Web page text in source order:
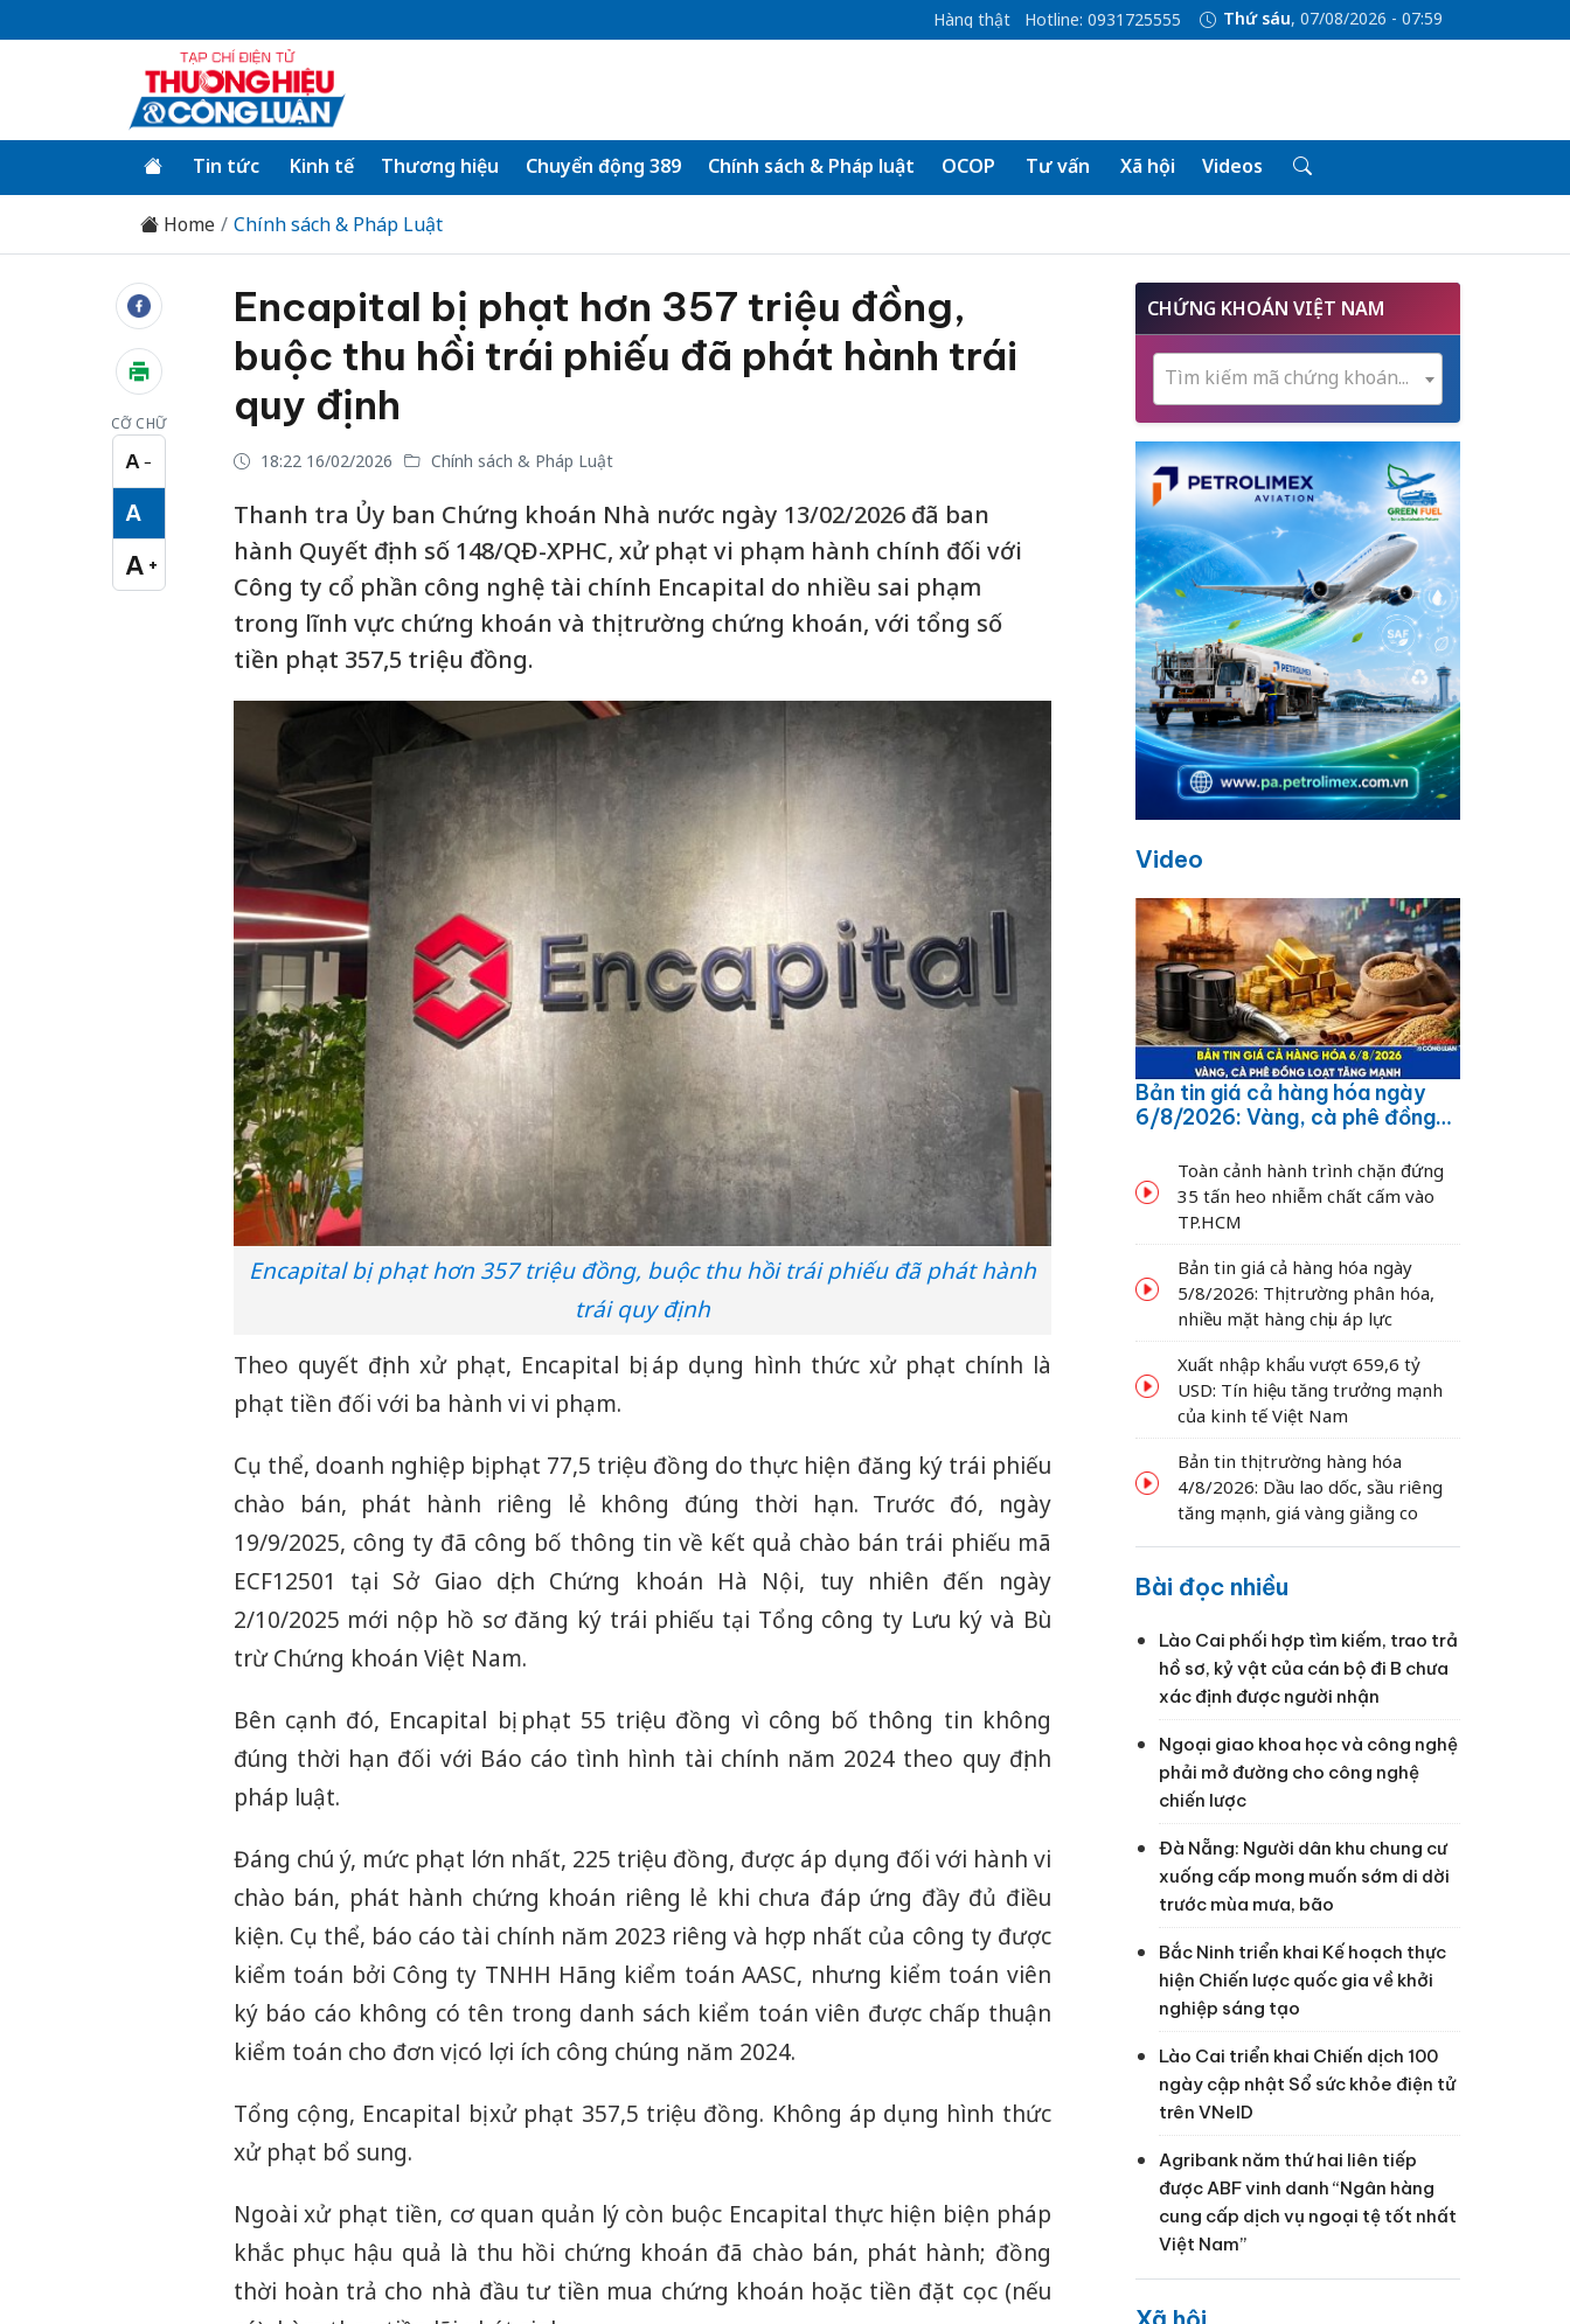
Hàng thật Hotline: 0931725555 Thứ sáu, 07/08/2026 - 07:59
Tin tức Kinh tế Thương hiệu Chuyển động 389 Chính sách & Pháp luật OCOP Tư vấn Xã hội Videos
Home Chính sách & Pháp Luật
CỠ CHỮ
A −
Cỡ chữ nhỏ
A
Cỡ chữ vừa
A +
Cỡ chữ lớn
Encapital bị phạt hơn 357 triệu đồng,
buộc thu hồi trái phiếu đã phát hành trái
quy định
18:22 16/02/2026 Chính sách & Pháp Luật
Thanh tra Ủy ban Chứng khoán Nhà nước ngày 13/02/2026 đã ban
hành Quyết định số 148/QĐ-XPHC, xử phạt vi phạm hành chính đối với
Công ty cổ phần công nghệ tài chính Encapital do nhiều sai phạm
trong lĩnh vực chứng khoán và thị trường chứng khoán, với tổng số
tiền phạt 357,5 triệu đồng.
Encapital bị phạt hơn 357 triệu đồng, buộc thu hồi trái phiếu đã phát hành
trái quy định
Theo quyết định xử phạt, Encapital bị áp dụng hình thức xử phạt chính là
phạt tiền đối với ba hành vi vi phạm.
Cụ thể, doanh nghiệp bị phạt 77,5 triệu đồng do thực hiện đăng ký trái phiếu
chào bán, phát hành riêng lẻ không đúng thời hạn. Trước đó, ngày
19/9/2025, công ty đã công bố thông tin về kết quả chào bán trái phiếu mã
ECF12501 tại Sở Giao dịch Chứng khoán Hà Nội, tuy nhiên đến ngày
2/10/2025 mới nộp hồ sơ đăng ký trái phiếu tại Tổng công ty Lưu ký và Bù
trừ Chứng khoán Việt Nam.
Bên cạnh đó, Encapital bị phạt 55 triệu đồng vì công bố thông tin không
đúng thời hạn đối với Báo cáo tình hình tài chính năm 2024 theo quy định
pháp luật.
Đáng chú ý, mức phạt lớn nhất, 225 triệu đồng, được áp dụng đối với hành vi
chào bán, phát hành chứng khoán riêng lẻ khi chưa đáp ứng đầy đủ điều
kiện. Cụ thể, báo cáo tài chính năm 2023 riêng và hợp nhất của công ty được
kiểm toán bởi Công ty TNHH Hãng kiểm toán AASC, nhưng kiểm toán viên
ký báo cáo không có tên trong danh sách kiểm toán viên được chấp thuận
kiểm toán cho đơn vị có lợi ích công chúng năm 2024.
Tổng cộng, Encapital bị xử phạt 357,5 triệu đồng. Không áp dụng hình thức
xử phạt bổ sung.
Ngoài xử phạt tiền, cơ quan quản lý còn buộc Encapital thực hiện biện pháp
khắc phục hậu quả là thu hồi chứng khoán đã chào bán, phát hành; đồng
thời hoàn trả cho nhà đầu tư tiền mua chứng khoán hoặc tiền đặt cọc (nếu
CHỨNG KHOÁN VIỆT NAM
Tìm kiếm mã chứng khoán...
Video
Bản tin giá cả hàng hóa ngày
6/8/2026: Vàng, cà phê đồng
Toàn cảnh hành trình chặn đứng
35 tấn heo nhiễm chất cấm vào
TP.HCM
Bản tin giá cả hàng hóa ngày
5/8/2026: Thị trường phân hóa,
nhiều mặt hàng chịu áp lực
Xuất nhập khẩu vượt 659,6 tỷ
USD: Tín hiệu tăng trưởng mạnh
của kinh tế Việt Nam
Bản tin thị trường hàng hóa
4/8/2026: Dầu lao dốc, sầu riêng
tăng mạnh, giá vàng giằng co
Bài đọc nhiều
Lào Cai phối hợp tìm kiếm, trao trả
hồ sơ, kỷ vật của cán bộ đi B chưa
xác định được người nhận
Ngoại giao khoa học và công nghệ
phải mở đường cho công nghệ
chiến lược
Đà Nẵng: Người dân khu chung cư
xuống cấp mong muốn sớm di dời
trước mùa mưa, bão
Bắc Ninh triển khai Kế hoạch thực
hiện Chiến lược quốc gia về khởi
nghiệp sáng tạo
Lào Cai triển khai Chiến dịch 100
ngày cập nhật Sổ sức khỏe điện tử
trên VNeID
Agribank năm thứ hai liên tiếp
được ABF vinh danh “Ngân hàng
cung cấp dịch vụ ngoại tệ tốt nhất
Việt Nam”